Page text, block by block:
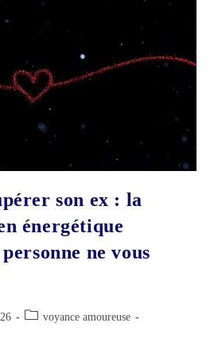
son ex : la
énergétique
ne vous
Postvoyance amoureuse